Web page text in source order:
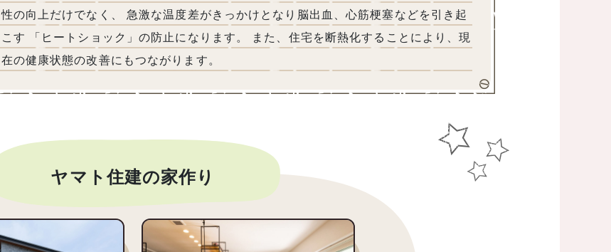
性の向上だけでなく、 急激な温度差がきっかけとなり脳出血、心筋梗塞などを引き起
こす 「ヒートショック」の防止になります。 また、住宅を断熱化することにより、現
在の健康状態の改善にもつながります。
ヤマト住建の家作り